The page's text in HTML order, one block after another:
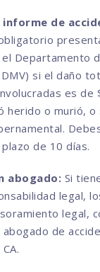
informe de
Departamento
si el daño
es de
herido o murió, o
de 10 días.
abogado: Si
legal,
legal,
abogado de